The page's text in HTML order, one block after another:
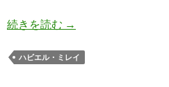
続きを読む ミレイ大統領: 自由
→
ハビエル・ミレイ